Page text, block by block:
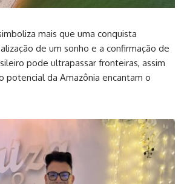
mais que uma conquista
de um sonho e a confirmação de
pode ultrapassar fronteiras, assim
potencial da Amazônia encantam o